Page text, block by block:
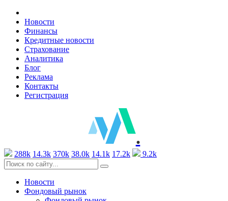
Новости
Финансы
Кредитные новости
Страхование
Аналитика
Блог
Реклама
Контакты
Регистрация
.
288k 14.3k 370k 38.0k 14.1k 17.2k 9.2k
Новости
Фондовый рынок